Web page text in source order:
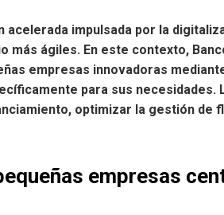
impulsada por la
más ágiles. En este contexto,
empresas innovadoras
para sus necesidades.
optimizar la gestión de
empresas